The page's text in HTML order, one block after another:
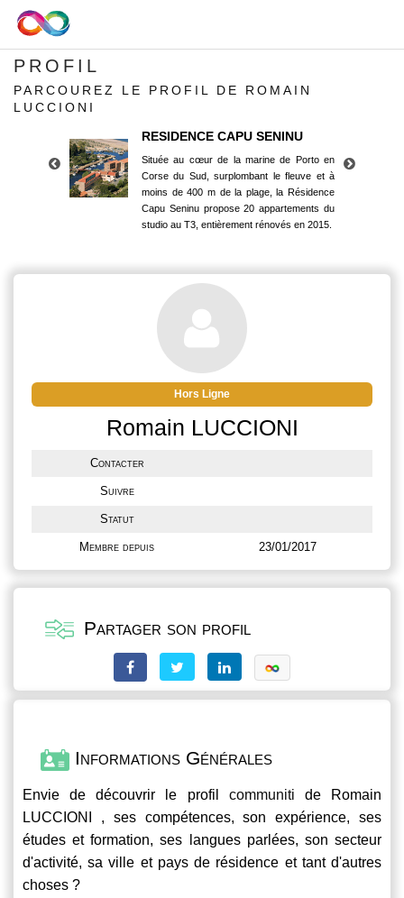
PROFIL
PARCOUREZ LE PROFIL DE ROMAIN
LUCCIONI
RESIDENCE CAPU SENINU
Située au cœur de la marine de Porto en
Corse du Sud, surplombant le fleuve et à
moins de 400 m de la plage, la Résidence
Capu Seninu propose 20 appartements du
studio au T3, entièrement rénovés en 2015.
Corse du Sud, surplombant le fleuve et à
moins de 400 m de la plage, la Résidence
Capu Seninu propose 20 appartements du
studio au T3, entièrement rénovés en 2015.
Hors Ligne
Romain LUCCIONI
Contacter
Suivre
Statut
Membre depuis 23/01/2017
Partager son profil
Informations Générales
Envie de découvrir le profil communiti de Romain
LUCCIONI , ses compétences, son expérience, ses
études et formation, ses langues parlées, son secteur
d'activité, sa ville et pays de résidence et tant d'autres
choses ?